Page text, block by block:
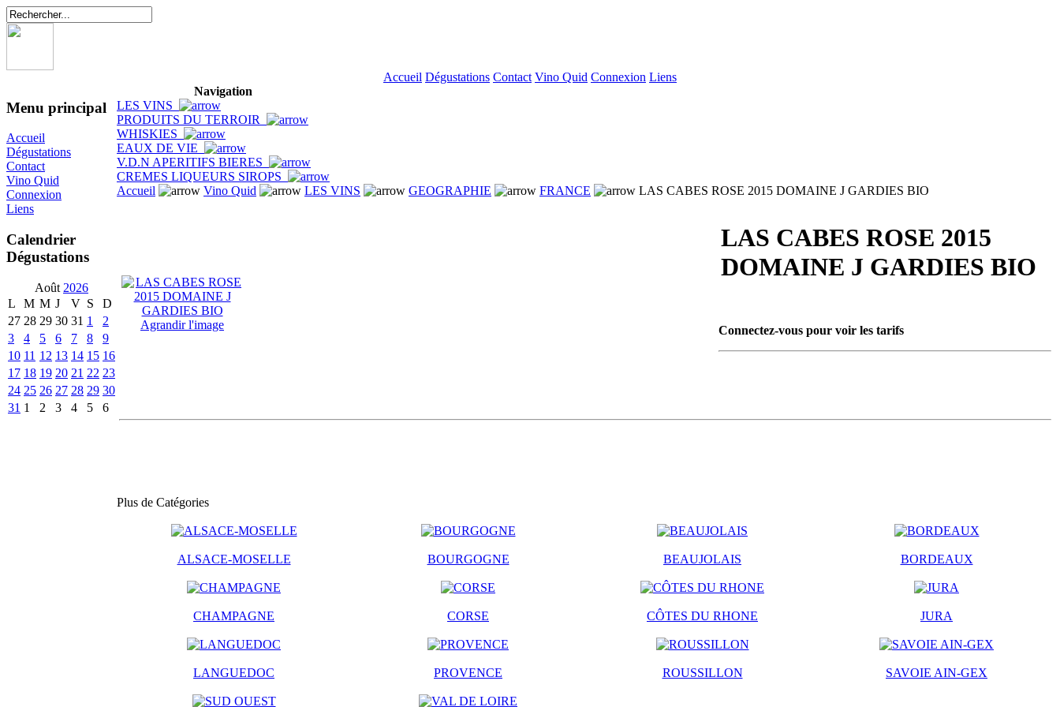
Accueil Dégustations Contact Vino Quid Connexion Liens
Menu principal
Accueil
Dégustations
Contact
Vino Quid
Connexion
Liens
Calendrier
Dégustations
Août 2026
L
M M J V S
D
27 28 29 30 31 1
2
3
4 5 6 7 8
9
10 11 12 13 14 15 16
17 18 19 20 21 22 23
24 25 26 27 28 29 30
31 1 2 3 4 5 6
Navigation
LES VINS
PRODUITS DU TERROIR
WHISKIES
EAUX DE VIE
V.D.N APERITIFS BIERES
CREMES LIQUEURS SIROPS
Accueil
Vino Quid LES VINS GEOGRAPHIE FRANCE LAS CABES ROSE 2015 DOMAINE J GARDIES BIO
Agrandir l'image
LAS CABES ROSE 2015
DOMAINE J GARDIES BIO
Connectez-vous pour voir les tarifs
Plus de Catégories
ALSACE-MOSELLE BOURGOGNE BEAUJOLAIS BORDEAUX
CHAMPAGNE CORSE CÔTES DU RHONE JURA
LANGUEDOC PROVENCE ROUSSILLON SAVOIE AIN-GEX